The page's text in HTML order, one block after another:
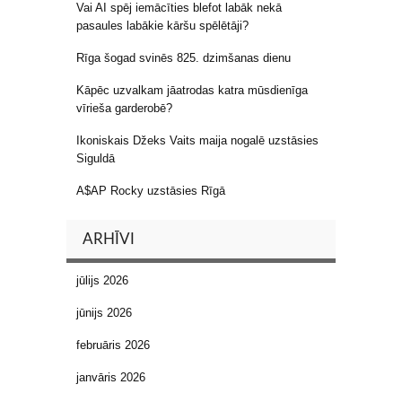
Vai AI spēj iemācīties blefot labāk nekā
pasaules labākie kāršu spēlētāji?
Rīga šogad svinēs 825. dzimšanas dienu
Kāpēc uzvalkam jāatrodas katra mūsdienīga
vīrieša garderobē?
Ikoniskais Džeks Vaits maija nogalē uzstāsies
Siguldā
A$AP Rocky uzstāsies Rīgā
ARHĪVI
jūlijs 2026
jūnijs 2026
februāris 2026
janvāris 2026